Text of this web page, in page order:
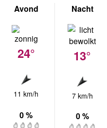
Avond
24°
11 km/h
0 %
Nacht
13°
7 km/h
0 %